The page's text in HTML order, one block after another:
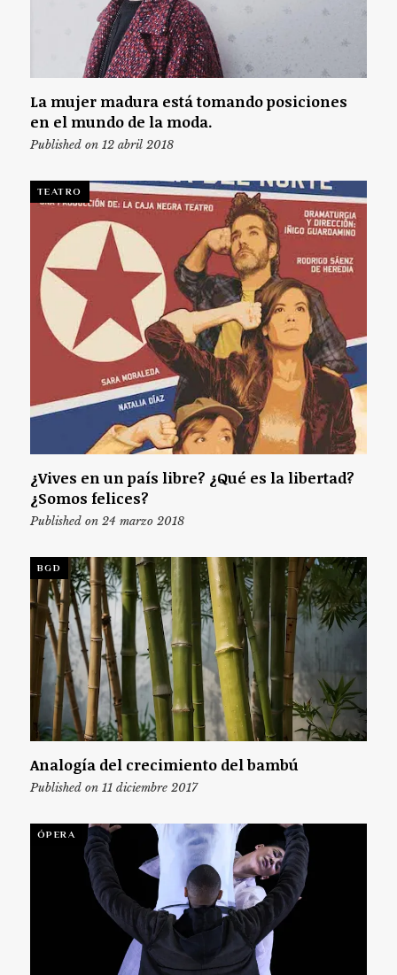
La mujer madura está tomando posiciones
en el mundo de la moda.
Published on 12 abril 2018
TEATRO
¿Vives en un país libre? ¿Qué es la libertad?
¿Somos felices?
Published on 24 marzo 2018
BGD
Analogía del crecimiento del bambú
Published on 11 diciembre 2017
ÓPERA